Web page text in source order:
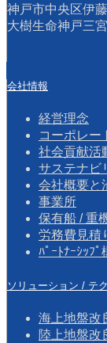
神戸市中央区伊
大樹生命神戸三
会社情報
経営理念
コーポレー
社会貢献活
サステナビ
会社概要と
事業所
保有船 / 重
労務費見積
ﾊﾟｰﾄﾅｰｼｯﾌ
ソリューション / テ
海上地盤改
陸上地盤改